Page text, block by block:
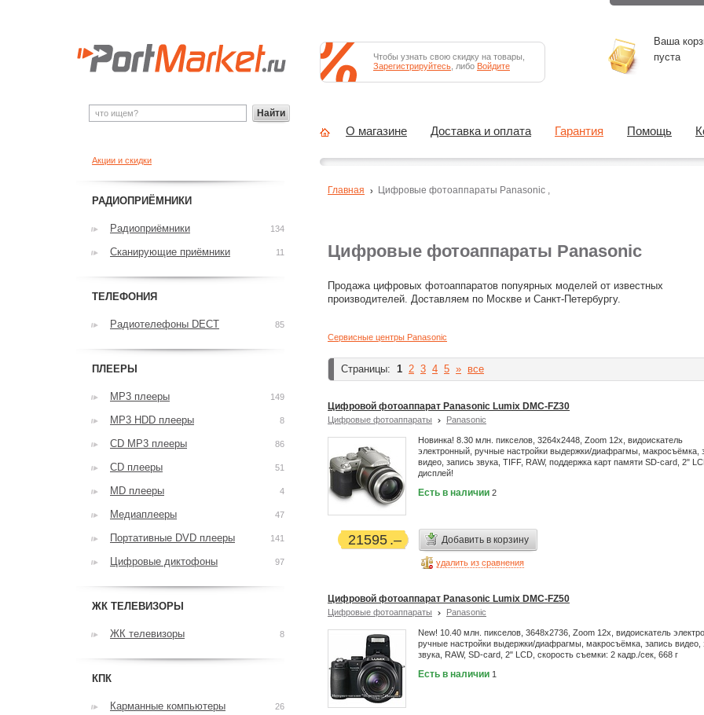
Цифровые фотоаппараты Panasonic
Продажа цифровых фотоаппаратов попуярных моделей от известных
производителей. Доставляем по Москве и Санкт-Петербургу.
Сервисные центры Panasonic
Страницы: 1 2 3 4 5 » все
Цифровой фотоаппарат Panasonic Lumix DMC-FZ30
Цифровые фотоаппараты Panasonic
Новинка! 8.30 млн. пикселов, 3264x2448, Zoom 12x, видоискатель
электронный, ручные настройки выдержки/диафрагмы, макросъёмка,
видео, запись звука, TIFF, RAW, поддержка карт памяти SD-card, 2"
дисплей!
Есть в наличии 2
21595 Добавить в корзину
удалить из сравнения
Цифровой фотоаппарат Panasonic Lumix DMC-FZ50
Цифровые фотоаппараты Panasonic
New! 10.40 млн. пикселов, 3648x2736, Zoom 12x, видоискатель
ручные настройки выдержки/диафрагмы, макросъёмка, запись видео,
звука, RAW, SD-card, 2" LCD, скорость съемки: 2 кадр./сек, 668 г
Есть в наличии 1
Главная Цифровые фотоаппараты Panasonic ,
Акции и скидки
РАДИОПРИЁМНИКИ
Радиоприёмники 134
Сканирующие приёмники 11
ТЕЛЕФОНИЯ
Радиотелефоны DECT 85
ПЛЕЕРЫ
MP3 плееры 149
MP3 HDD плееры 8
CD MP3 плееры 86
CD плееры 51
MD плееры 4
Медиаплееры 47
Портативные DVD плееры 141
Цифровые диктофоны 97
ЖК ТЕЛЕВИЗОРЫ
ЖК телевизоры 8
КПК
Карманные компьютеры 26
Найти
Чтобы узнать свою скидку на товары,
Зарегистрируйтесь , либо Войдите
Ваша
пуста
О магазине Доставка и оплата Гарантия Помощь